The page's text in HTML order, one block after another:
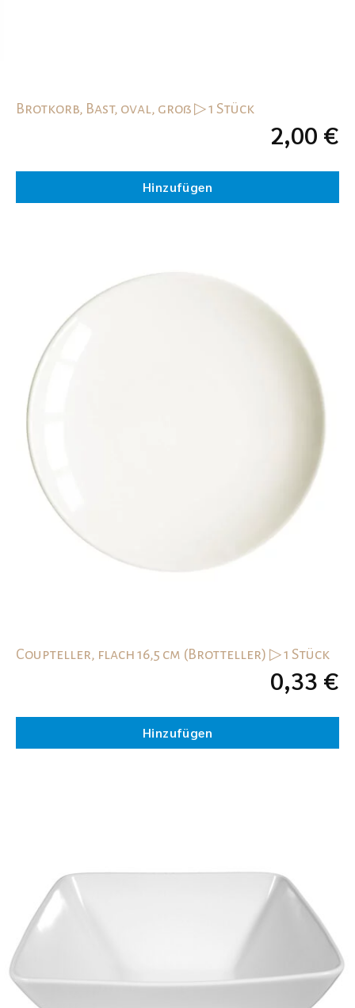
Brotkorb, Bast, oval, groß ▷ 1 Stück
2,00 €
Hinzufügen
Coupteller, flach 16,5 cm (Brotteller) ▷ 1 Stück
0,33 €
Hinzufügen